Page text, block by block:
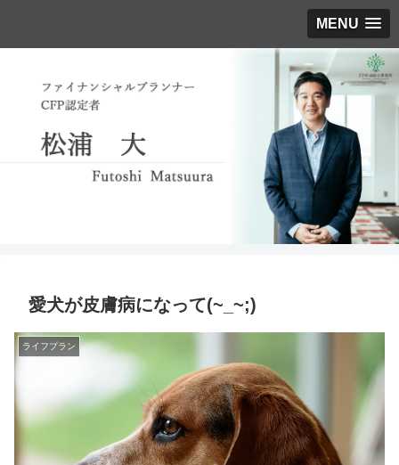
MENU
愛犬が皮膚病になって(~_~;)
ライフプラン